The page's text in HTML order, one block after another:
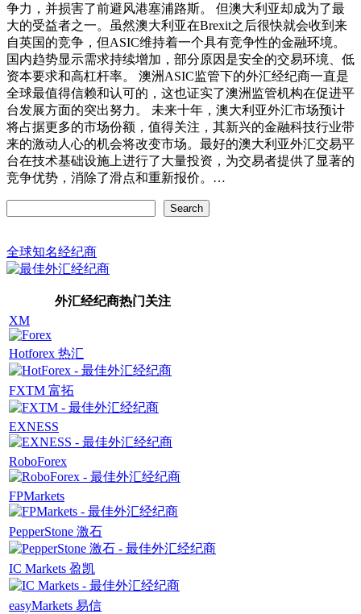
争力，并损害了前避风港塞浦路斯。 但澳大利亚却成为了最
大的受益者之一。虽然澳大利亚在Brexit之后很快就会收到来
自英国的竞争，但ASIC维持着一个具有竞争性的金融环境。
国内趋势显示需求持续增加，部分原因是安全的交易环境、低
资本要求和高杠杆率。 澳洲ASIC监管下的外汇经纪商一直是
全球最值得信赖和认可的，这也证实了澳洲监管机构在促进平
台发展方面的突出努力。 未来十年，澳大利亚外汇市场预计
将占据更多的市场份额，值得关注，其新兴的金融科技行业带
来的激动人心的机会将改变市场。最好的澳大利亚外汇交易平
台在技术基础设施上进行了大量投资，为交易者提供了显著的
竞争优势，消除了滑点和重新报价。…
Search
全球知名经纪商
外汇经纪商热门关注
XM
Hotforex 热汇
FXTM 富拓
EXNESS
RoboForex
FPMarkets
PepperStone 激石
IC Markets 盈凯
easyMarkets 易信